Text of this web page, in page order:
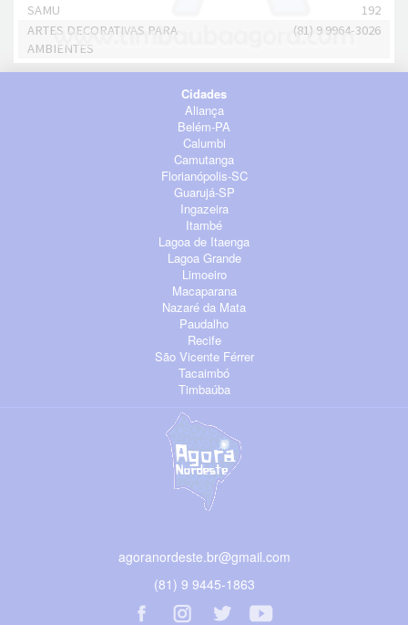
SAMU
192
ARTES DECORATIVAS PARA
AMBIENTES
(81) 9 9964-3026
Cidades
Aliança
Belém-PA
Calumbi
Camutanga
Florianópolis-SC
Guarujá-SP
Ingazeira
Itambé
Lagoa de Itaenga
Lagoa Grande
Limoeiro
Macaparana
Nazaré da Mata
Paudalho
Recife
São Vicente Férrer
Tacaimbó
Timbaúba
agoranordeste.br@gmail.com
(81) 9 9445-1863